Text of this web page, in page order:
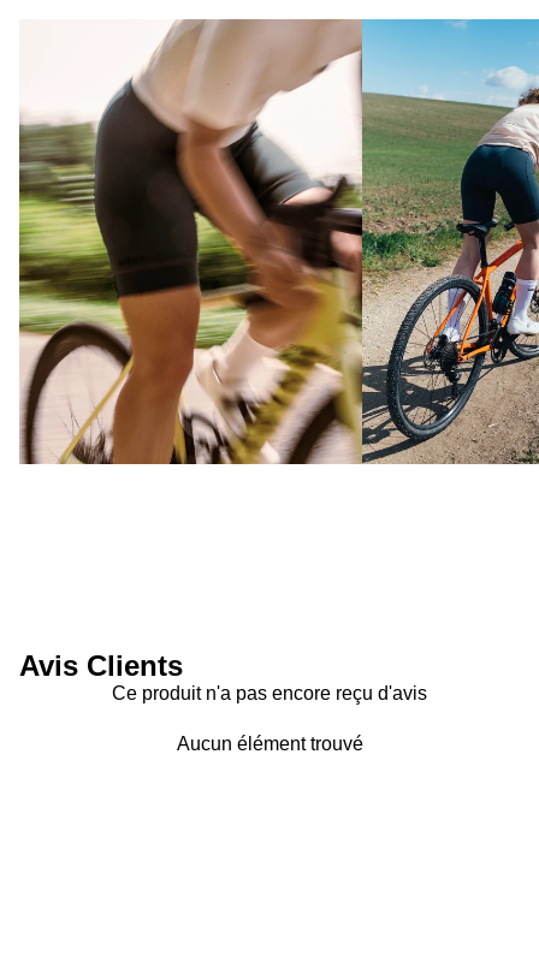
Avis Clients
Ce produit n'a pas encore reçu d'avis
Aucun élément trouvé